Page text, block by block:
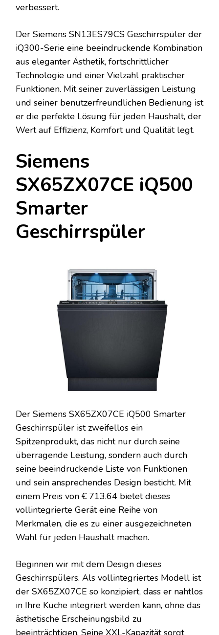
verbessert.
Der Siemens SN13ES79CS Geschirrspüler der
iQ300-Serie eine beeindruckende Kombination
aus eleganter Ästhetik, fortschrittlicher
Technologie und einer Vielzahl praktischer
Funktionen. Mit seiner zuverlässigen Leistung
und seiner benutzerfreundlichen Bedienung ist
er die perfekte Lösung für jeden Haushalt, der
Wert auf Effizienz, Komfort und Qualität legt.
Siemens
SX65ZX07CE iQ500
Smarter
Geschirrspüler
Der Siemens SX65ZX07CE iQ500 Smarter
Geschirrspüler ist zweifellos ein
Spitzenprodukt, das nicht nur durch seine
überragende Leistung, sondern auch durch
seine beeindruckende Liste von Funktionen
und sein ansprechendes Design besticht. Mit
einem Preis von € 713.64 bietet dieses
vollintegrierte Gerät eine Reihe von
Merkmalen, die es zu einer ausgezeichneten
Wahl für jeden Haushalt machen.
Beginnen wir mit dem Design dieses
Geschirrspülers. Als vollintegriertes Modell ist
der SX65ZX07CE so konzipiert, dass er nahtlos
in Ihre Küche integriert werden kann, ohne das
ästhetische Erscheinungsbild zu
beeinträchtigen. Seine XXL-Kapazität sorgt